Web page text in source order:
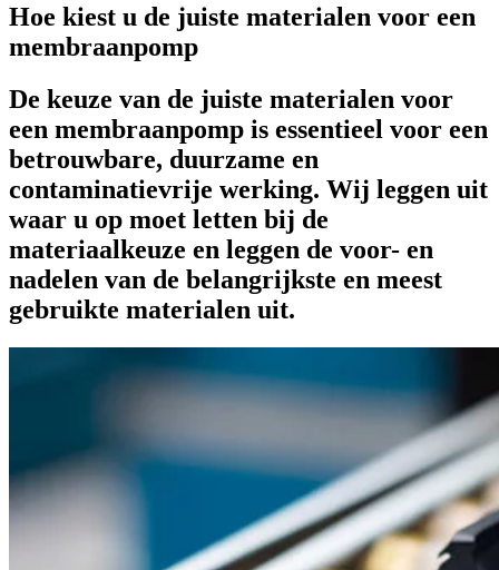
Hoe kiest u de juiste materialen voor een
membraanpomp
De keuze van de juiste materialen voor
een membraanpomp is essentieel voor een
betrouwbare, duurzame en
contaminatievrije werking. Wij leggen uit
waar u op moet letten bij de
materiaalkeuze en leggen de voor- en
nadelen van de belangrijkste en meest
gebruikte materialen uit.